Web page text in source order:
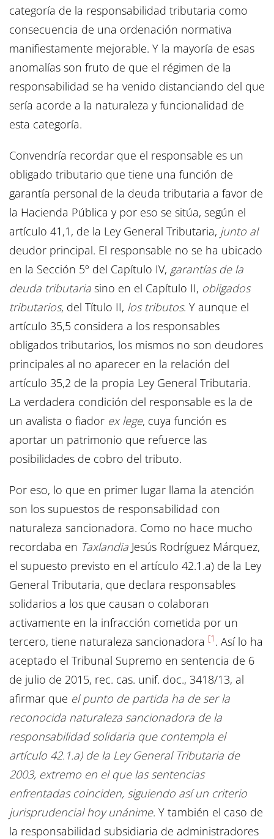
categoría de la responsabilidad tributaria como
consecuencia de una ordenación normativa
manifiestamente mejorable. Y la mayoría de esas
anomalías son fruto de que el régimen de la
responsabilidad se ha venido distanciando del que
sería acorde a la naturaleza y funcionalidad de
esta categoría.
Convendría recordar que el responsable es un
obligado tributario que tiene una función de
garantía personal de la deuda tributaria a favor de
la Hacienda Pública y por eso se sitúa, según el
artículo 41,1, de la Ley General Tributaria, junto al
deudor principal. El responsable no se ha ubicado
en la Sección 5º del Capítulo IV, garantías de la
deuda tributaria sino en el Capítulo II, obligados
tributarios, del Título II, los tributos. Y aunque el
artículo 35,5 considera a los responsables
obligados tributarios, los mismos no son deudores
principales al no aparecer en la relación del
artículo 35,2 de la propia Ley General Tributaria.
La verdadera condición del responsable es la de
un avalista o fiador ex lege, cuya función es
aportar un patrimonio que refuerce las
posibilidades de cobro del tributo.
Por eso, lo que en primer lugar llama la atención
son los supuestos de responsabilidad con
naturaleza sancionadora. Como no hace mucho
recordaba en Taxlandia Jesús Rodríguez Márquez,
el supuesto previsto en el artículo 42.1.a) de la Ley
General Tributaria, que declara responsables
solidarios a los que causan o colaboran
activamente en la infracción cometida por un
tercero, tiene naturaleza sancionadora [1 . Así lo ha
aceptado el Tribunal Supremo en sentencia de 6
de julio de 2015, rec. cas. unif. doc., 3418/13, al
afirmar que el punto de partida ha de ser la
reconocida naturaleza sancionadora de la
responsabilidad solidaria que contempla el
artículo 42.1.a) de la Ley General Tributaria de
2003, extremo en el que las sentencias
enfrentadas coinciden, siguiendo así un criterio
jurisprudencial hoy unánime. Y también el caso de
la responsabilidad subsidiaria de administradores